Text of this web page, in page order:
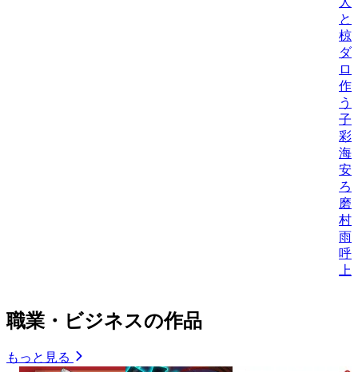
と
椋
ダ
ロ
作
う
子/
彩
海
安
ろ
磨
村
雨
呼
職業・ビジネスの作品
もっと見る